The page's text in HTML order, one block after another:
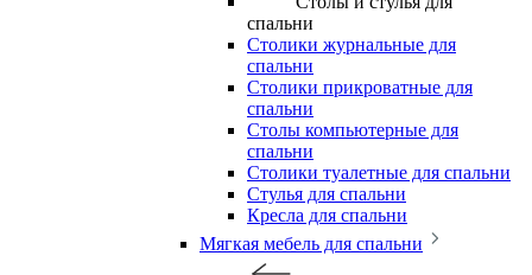
спальни
Столики журнальные для
спальни
Столики прикроватные для
спальни
Столы компьютерные для
спальни
Столики туалетные для спальни
Стулья для спальни
Кресла для спальни
Мягкая мебель для спальни